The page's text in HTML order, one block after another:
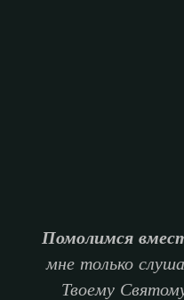
Помолимся
мне только
Твоему